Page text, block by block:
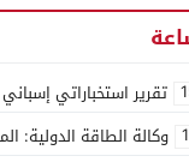
تقرير استخباراتي إسباني يرصد حسابات من
وكالة الطاقة الدولية: